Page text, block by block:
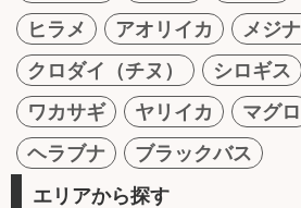
ヒラメ
アオリイカ
メジ
クロダイ（チヌ）
シロギス
ワカサギ
ヤリイカ マグロ
ヘラブナ
ブラックバス
エリアから探す